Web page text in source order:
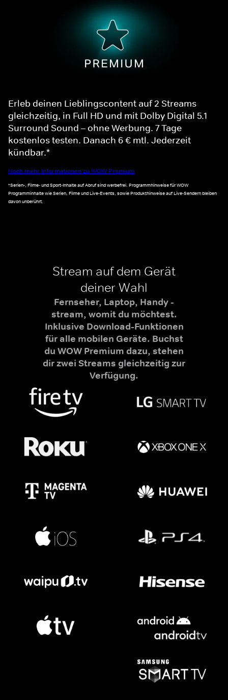
Erleb deinen Lieblingscontent auf 2 Streams
gleichzeitig, in Full HD und mit Dolby Digital 5.1
Surround Sound – ohne Werbung. 7 Tage
kostenlos testen. Danach 6 € mtl. Jederzeit
kündbar.*
Noch mehr Informationen zu WOW Premium
*Serien-, Filme- und Sport-Inhalte auf Abruf sind werbefrei. Programmhinweise für WOW
Programminhalte wie Serien, Filme und Live-Events, sowie Produkthinweise auf Live-Sendern bleiben
davon unberührt.
Stream auf dem Gerät
deiner Wahl
Fernseher, Laptop, Handy -
stream, womit du möchtest.
Inklusive Download-Funktionen
für alle mobilen Geräte. Buchst
du WOW Premium dazu, stehen
dir zwei Streams gleichzeitig zur
Verfügung.